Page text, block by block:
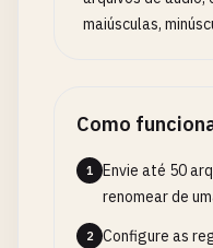
maiúsculas,
Como
1
Envie até 50
renomear de
2
Configure as